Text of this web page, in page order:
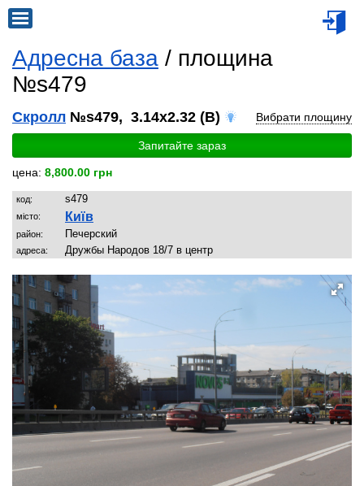
Адресна база / площина
№s479
Скролл №s479, 3.14x2.32 (B) Вибрати площину
Запитайте зараз
цена: 8,800.00 грн
код: s479
місто: Київ
район: Печерский
адреса: Дружбы Народов 18/7 в центр